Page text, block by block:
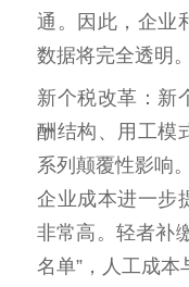
通。因此，企业
数据将完全透明。
新个税改革：新
酬结构、用工模
系列颠覆性影响。
企业成本进一步
非常高。轻者补
名单”，人工成本